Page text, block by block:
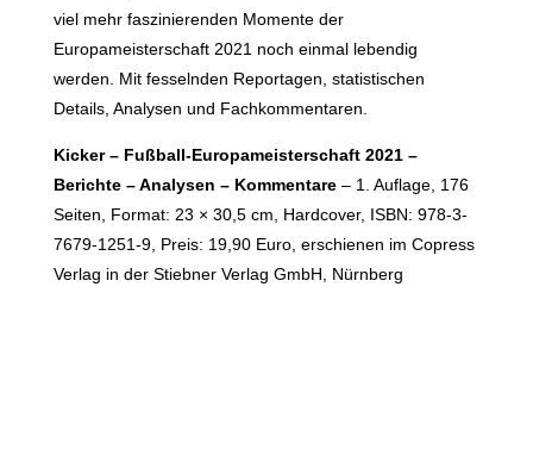
viel mehr faszinierenden Momente der
Europameisterschaft 2021 noch einmal lebendig
werden. Mit fesselnden Reportagen, statistischen
Details, Analysen und Fachkommentaren.
Kicker – Fußball-Europameisterschaft 2021 –
Berichte – Analysen – Kommentare– 1. Auflage, 176
Seiten, Format: 23 × 30,5 cm, Hardcover, ISBN: 978-3-
7679-1251-9, Preis: 19,90 Euro, erschienen im Copress
Verlag in der Stiebner Verlag GmbH, Nürnberg